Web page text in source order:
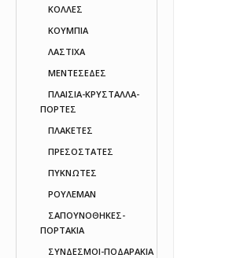
ΚΟΛΛΕΣ
ΚΟΥΜΠΙΑ
ΛΑΣΤΙΧΑ
ΜΕΝΤΕΣΕΔΕΣ
ΠΛΑΙΣΙΑ-ΚΡΥΣΤΑΛΛΑ-
ΠΟΡΤΕΣ
ΠΛΑΚΕΤΕΣ
ΠΡΕΣΟΣΤΑΤΕΣ
ΠΥΚΝΩΤΕΣ
ΡΟΥΛΕΜΑΝ
ΣΑΠΟΥΝΟΘΗΚΕΣ-
ΠΟΡΤΑΚΙΑ
ΣΥΝΔΕΣΜΟΙ-ΠΟΔΑΡΑΚΙΑ